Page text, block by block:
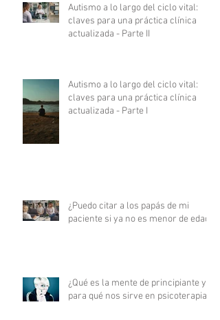
Autismo a lo largo del ciclo vital:
claves para una práctica clínica
actualizada - Parte II
Autismo a lo largo del ciclo vital:
claves para una práctica clínica
actualizada - Parte I
¿Puedo citar a los papás de mi
paciente si ya no es menor de edad?
¿Qué es la mente de principiante y
para qué nos sirve en psicoterapia?